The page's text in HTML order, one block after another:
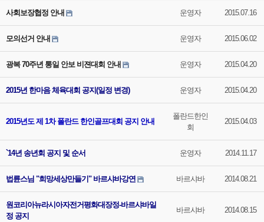
사회보장협정 안내 운영자 2015.07.16
모의선거 안내 운영자 2015.06.02
광복 70주년 통일 안보 비젼대회 안내 운영자 2015.04.20
2015년 한마음 체육대회 공지(일정 변경) 운영자 2015.04.20
2015년도 제 1차 폴란드 한인골프대회 공지 안내
폴란드한인
회
2015.04.03
`14년 송년회 공지 및 순서 운영자 2014.11.17
법륜스님 "희망세상만들기" 바르샤바강연 바르샤바 2014.08.21
원코리아뉴라시아자전거평화대장정-바르샤바일
정 공지
바르샤바 2014.08.15